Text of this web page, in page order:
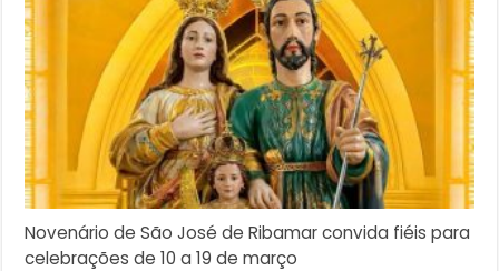
Novenário de São José de Ribamar convida fiéis para
celebrações de 10 a 19 de março